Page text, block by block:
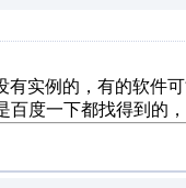
有实例的，有的软件
百度一下都找得到